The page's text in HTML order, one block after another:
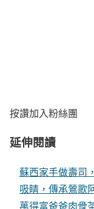
按讚加入粉絲團
延伸閱讀
蘇西家手做壽司
吸睛，傳承鶯歌
萬得富爸爸肉骨